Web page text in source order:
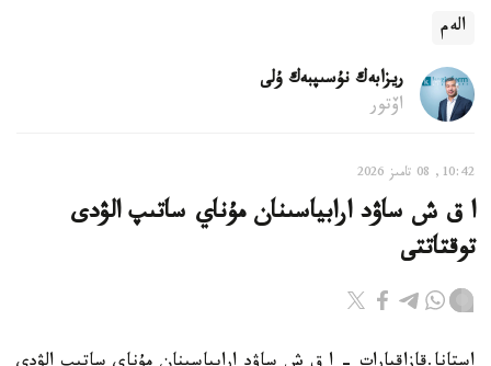
الەم
ريزابەك نۇسىپبەك ۇلى
اۆتور
10:42, 08 تامىز 2026
ا ق ش ساۋد ارابياسىنان مۇناي ساتىپ الۋدى
توقتاتتى